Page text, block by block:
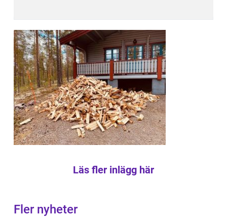
Läs fler inlägg här
Fler nyheter